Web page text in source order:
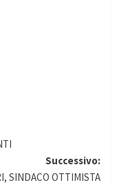
Successivo:
SINDACO OTTIMISTA